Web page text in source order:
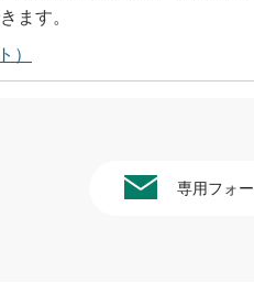
ます。
）
専用フォ